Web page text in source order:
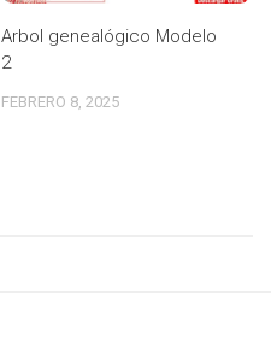
Arbol genealógico Modelo
2
FEBRERO 8, 2025